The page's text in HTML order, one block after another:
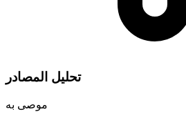
تحليل المصادر
موصى به